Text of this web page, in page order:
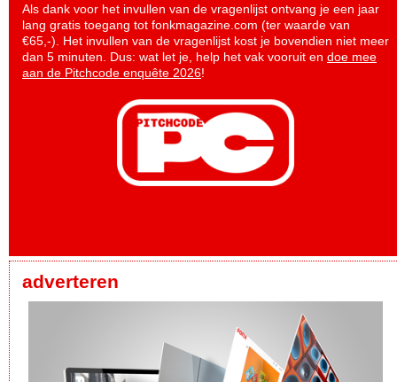
Als dank voor het invullen van de vragenlijst ontvang je een jaar
lang gratis toegang tot fonkmagazine.com (ter waarde van
€65,-). Het invullen van de vragenlijst kost je bovendien niet meer
dan 5 minuten. Dus: wat let je, help het vak vooruit en doe mee
aan de Pitchcode enquête 2026!
adverteren